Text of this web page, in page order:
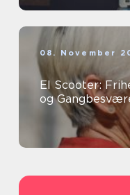
08. November
El Scooter:
og